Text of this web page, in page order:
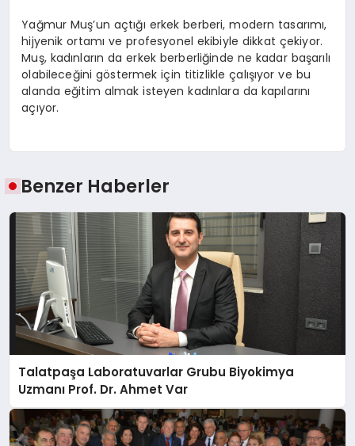
Yağmur Muş’un açtığı erkek berberi, modern tasarımı,
hijyenik ortamı ve profesyonel ekibiyle dikkat çekiyor.
Muş, kadınların da erkek berberliğinde ne kadar başarılı
olabileceğini göstermek için titizlikle çalışıyor ve bu
alanda eğitim almak isteyen kadınlara da kapılarını
açıyor.
Benzer Haberler
Talatpaşa Laboratuvarlar Grubu Biyokimya
Uzmanı Prof. Dr. Ahmet Var